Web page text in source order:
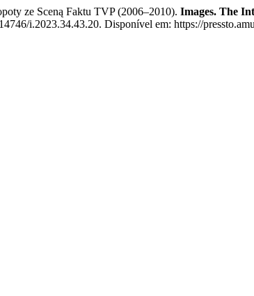
ze Sceną Faktu TVP (2006–2010). Images. The
i.2023.34.43.20. Disponível em: https://